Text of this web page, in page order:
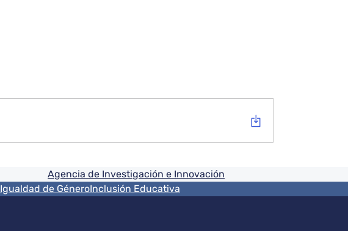
Agencia de Investigación e Innovación
Igualdad de GéneroInclusión Educativa